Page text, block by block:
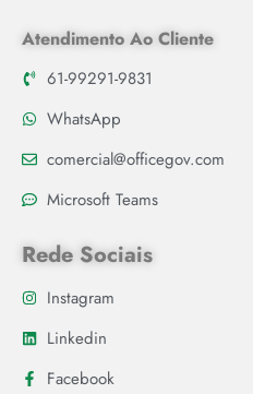
Atendimento Ao Cliente
61-99291-9831
WhatsApp
comercial@officegov.com
Microsoft Teams
Rede Sociais
Instagram
Linkedin
Facebook